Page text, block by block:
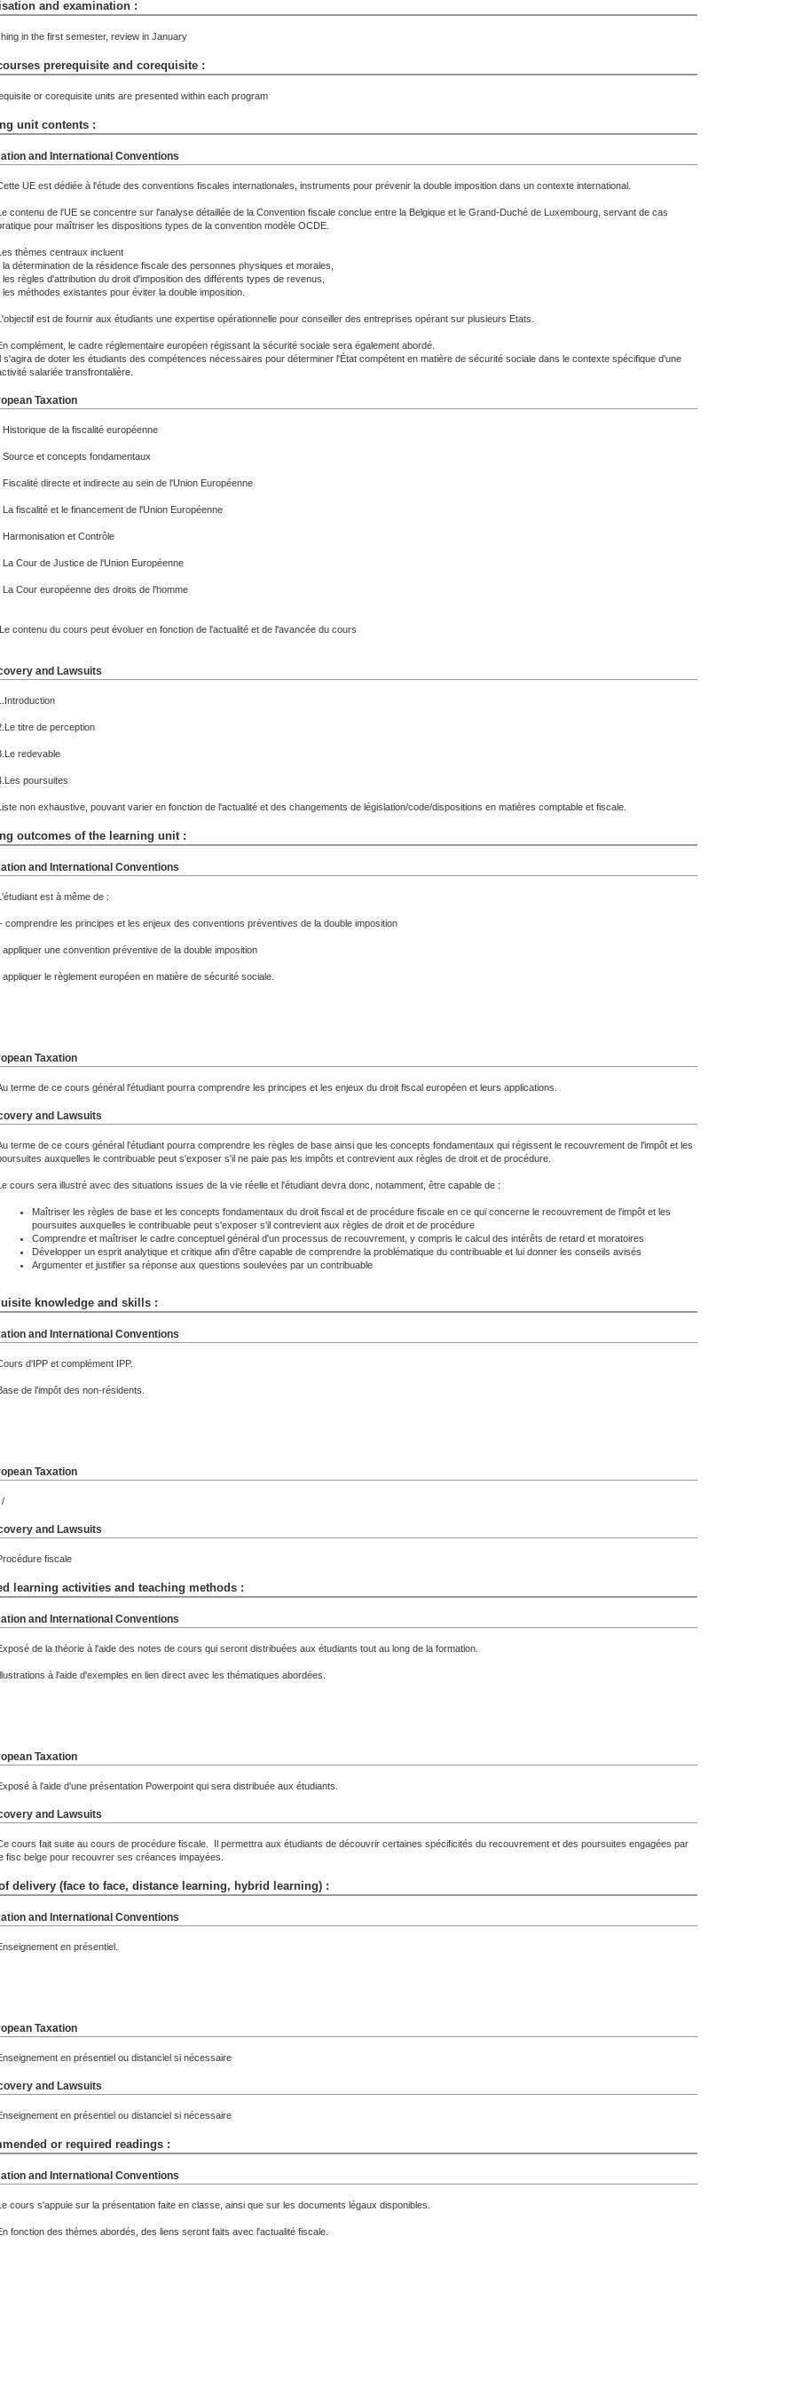
and examination :
in the first semester, review in January
prerequisite and corequisite :
or corequisite units are presented within each program
unit contents :
and International Conventions
UE est dédiée à l'étude des conventions fiscales internationales, instruments pour prévenir la double imposition dans un contexte international.
contenu de l'UE se concentre sur l'analyse détaillée de la Convention fiscale conclue entre la Belgique et le Grand-Duché de Luxembourg, servant de cas
pour maîtriser les dispositions types de la convention modèle OCDE.
thèmes centraux incluent
la détermination de la résidence fiscale des personnes physiques et morales,
les règles d'attribution du droit d'imposition des différents types de revenus,
les méthodes existantes pour éviter la double imposition.
est de fournir aux étudiants une expertise opérationnelle pour conseiller des entreprises opérant sur plusieurs Etats.
complément, le cadre réglementaire européen régissant la sécurité sociale sera également abordé.
s'agira de doter les étudiants des compétences nécessaires pour déterminer l'État compétent en matière de sécurité sociale dans le contexte spécifique d'une
salariée transfrontalière.
Taxation
Historique de la fiscalité européenne
Source et concepts fondamentaux
Fiscalité directe et indirecte au sein de l'Union Européenne
La fiscalité et le financement de l'Union Européenne
Harmonisation et Contrôle
La Cour de Justice de l'Union Européenne
La Cour européenne des droits de l'homme
Le contenu du cours peut évoluer en fonction de l'actualité et de l'avancée du cours
and Lawsuits
titre de perception
redevable
poursuites
non exhaustive, pouvant varier en fonction de l'actualité et des changements de législation/code/dispositions en matières comptable et fiscale.
outcomes of the learning unit :
and International Conventions
est à même de :
- comprendre les principes et les enjeux des conventions préventives de la double imposition
appliquer une convention préventive de la double imposition
appliquer le règlement européen en matière de sécurité sociale.
Taxation
terme de ce cours général l'étudiant pourra comprendre les principes et les enjeux du droit fiscal européen et leurs applications.
and Lawsuits
terme de ce cours général l'étudiant pourra comprendre les règles de base ainsi que les concepts fondamentaux qui régissent le recouvrement de l'impôt et les
auxquelles le contribuable peut s'exposer s'il ne paie pas les impôts et contrevient aux règles de droit et de procédure.
cours sera illustré avec des situations issues de la vie réelle et l'étudiant devra donc, notamment, être capable de :
Maîtriser les règles de base et les concepts fondamentaux du droit fiscal et de procédure fiscale en ce qui concerne le recouvrement de l'impôt et les
poursuites auxquelles le contribuable peut s'exposer s'il contrevient aux règles de droit et de procédure
Comprendre et maîtriser le cadre conceptuel général d'un processus de recouvrement, y compris le calcul des intérêts de retard et moratoires
Développer un esprit analytique et critique afin d'être capable de comprendre la problématique du contribuable et lui donner les conseils avisés
Argumenter et justifier sa réponse aux questions soulevées par un contribuable
knowledge and skills :
and International Conventions
d'IPP et complément IPP.
de l'impôt des non-résidents.
Taxation
/
and Lawsuits
fiscale
learning activities and teaching methods :
and International Conventions
de la théorie à l'aide des notes de cours qui seront distribuées aux étudiants tout au long de la formation.
à l'aide d'exemples en lien direct avec les thématiques abordées.
Taxation
à l'aide d'une présentation Powerpoint qui sera distribuée aux étudiants.
and Lawsuits
cours fait suite au cours de procédure fiscale. Il permettra aux étudiants de découvrir certaines spécificités du recouvrement et des poursuites engagées par
fisc belge pour recouvrer ses créances impayées.
delivery (face to face, distance learning, hybrid learning) :
and International Conventions
en présentiel.
Taxation
en présentiel ou distanciel si nécessaire
and Lawsuits
en présentiel ou distanciel si nécessaire
or required readings :
and International Conventions
cours s'appuie sur la présentation faite en classe, ainsi que sur les documents légaux disponibles.
fonction des thèmes abordés, des liens seront faits avec l'actualité fiscale.